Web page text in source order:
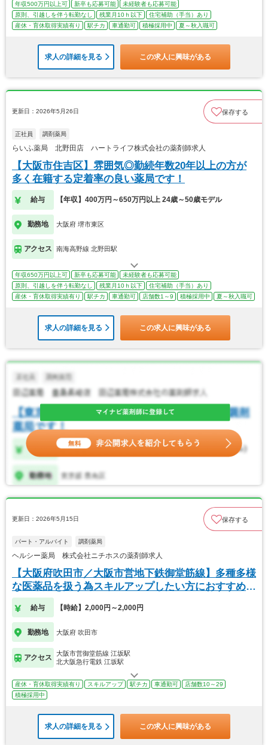
年収500万円以上可 新卒も応募可能
未経験者も応募可能
原則、引越しを伴う転勤なし
残業月10ｈ以下
住宅補助（手当）あり
産休・育休取得実績有り
駅チカ 車通勤可 積極採用中 夏～秋入職可
求人の詳細を見る この求人に興味がある
更新日：2026年5月26日 保存する
正社員 調剤薬局
らいふ薬局 北野田店 ハートライフ株式会社の薬剤師求人
【大阪市住吉区】雰囲気◎勤続年数20年以上の方が
多く在籍する定着率の良い薬局です！
給与 【年収】400万円～650万円以上 24歳～50歳モデル
勤務地 大阪府 堺市東区
アクセス 南海高野線 北野田駅
年収650万円以上可 新卒も応募可能
未経験者も応募可能
原則、引越しを伴う転勤なし
残業月10ｈ以下
住宅補助（手当）あり
産休・育休取得実績有り
駅チカ 車通勤可 店舗数1～9 積極採用中 夏～秋入職可
求人の詳細を見る この求人に興味がある
更新日：2026年5月15日 保存する
パート・アルバイト 調剤薬局
ヘルシー薬局 株式会社ニチホスの薬剤師求人
【大阪府吹田市／大阪市営地下鉄御堂筋線】多種多様
な医薬品を扱う為スキルアップしたい方におすすめで
す☆
給与 【時給】2,000円～2,000円
勤務地 大阪府 吹田市
アクセス
大阪市営御堂筋線 江坂駅
北大阪急行電鉄 江坂駅
産休・育休取得実績有り スキルアップ 駅チカ 車通勤可
店舗数10～29
積極採用中
求人の詳細を見る この求人に興味がある